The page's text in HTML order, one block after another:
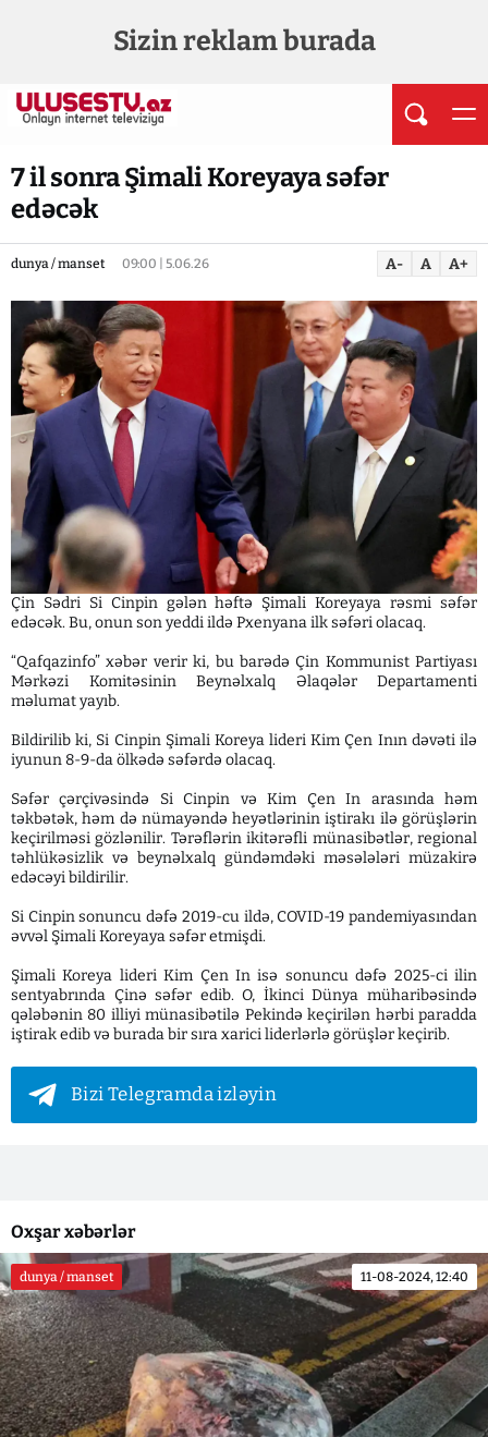
Sizin reklam burada
7 il sonra Şimali Koreyaya səfər
edəcək
dunya / manset 09:00 | 5.06.26 A- A A+
Çin Sədri Si Cinpin gələn həftə Şimali Koreyaya rəsmi səfər
edəcək. Bu, onun son yeddi ildə Pxenyana ilk səfəri olacaq.
“Qafqazinfo” xəbər verir ki, bu barədə Çin Kommunist Partiyası
Mərkəzi Komitəsinin Beynəlxalq Əlaqələr Departamenti
məlumat yayıb.
Bildirilib ki, Si Cinpin Şimali Koreya lideri Kim Çen Inın dəvəti ilə
iyunun 8-9-da ölkədə səfərdə olacaq.
Səfər çərçivəsində Si Cinpin və Kim Çen In arasında həm
təkbətək, həm də nümayəndə heyətlərinin iştirakı ilə görüşlərin
keçirilməsi gözlənilir. Tərəflərin ikitərəfli münasibətlər, regional
təhlükəsizlik və beynəlxalq gündəmdəki məsələləri müzakirə
edəcəyi bildirilir.
Si Cinpin sonuncu dəfə 2019-cu ildə, COVID-19 pandemiyasından
əvvəl Şimali Koreyaya səfər etmişdi.
Şimali Koreya lideri Kim Çen In isə sonuncu dəfə 2025-ci ilin
sentyabrında Çinə səfər edib. O, İkinci Dünya müharibəsində
qələbənin 80 illiyi münasibətilə Pekində keçirilən hərbi paradda
iştirak edib və burada bir sıra xarici liderlərlə görüşlər keçirib.
Bizi Telegramda izləyin
Oxşar xəbərlər
dunya / manset 11-08-2024, 12:40